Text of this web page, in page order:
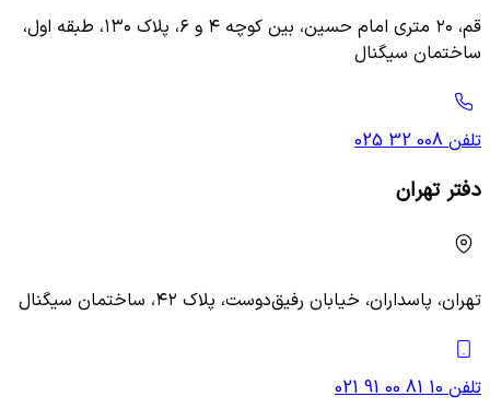
قم، ۲۰ متری امام حسین، بین کوچه ۴ و ۶، پلاک ۱۳۰، طبقه اول،
ساختمان سیگنال
تلفن 025 32 008
دفتر تهران
تهران، پاسداران، خیابان رفیق‌دوست، پلاک ۴۲، ساختمان سیگنال
تلفن 021 91 00 81 10